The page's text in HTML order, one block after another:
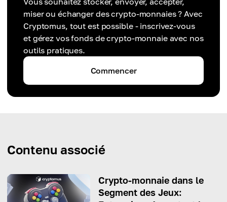
miser ou échanger des crypto-monnaies ? Avec
Cryptomus, tout est possible - inscrivez-vous
et gérez vos fonds de crypto-monnaie avec nos
outils pratiques.
Commencer
Contenu associé
Crypto-monnaie dans le
Segment des Jeux: